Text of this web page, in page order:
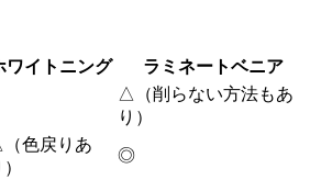
ワイトニング ラミネートベニア
△（削らない方法もあ
り）
色戻りあ
◎